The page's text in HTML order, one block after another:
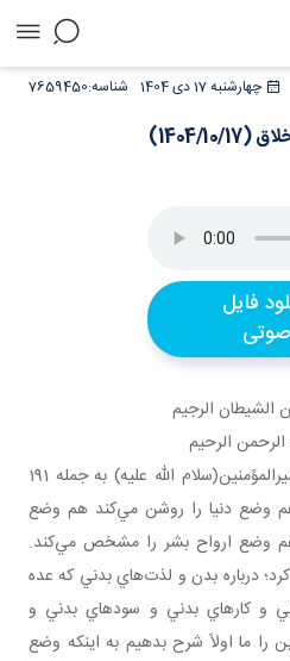
چهارشنبه 17 دی 1404 7659450شناسه:
10/17)
فایل
صوتی
الشيطان الرجيم
الرحمن الرحيم
در شرح کلمات کوتاه و نوراني اميرالمؤمنين(سلام الله عليه) به جمله 191
وضع دنيا را روشن مي‌کند هم وضع
وضع ارواح بشر را مشخص مي‌کند.
درباره بدن و لذت‌هاي بدني که عده
و کارهاي بدني و سودهاي بدني و
را ما اولاً شرح بدهيم به اينکه وضع